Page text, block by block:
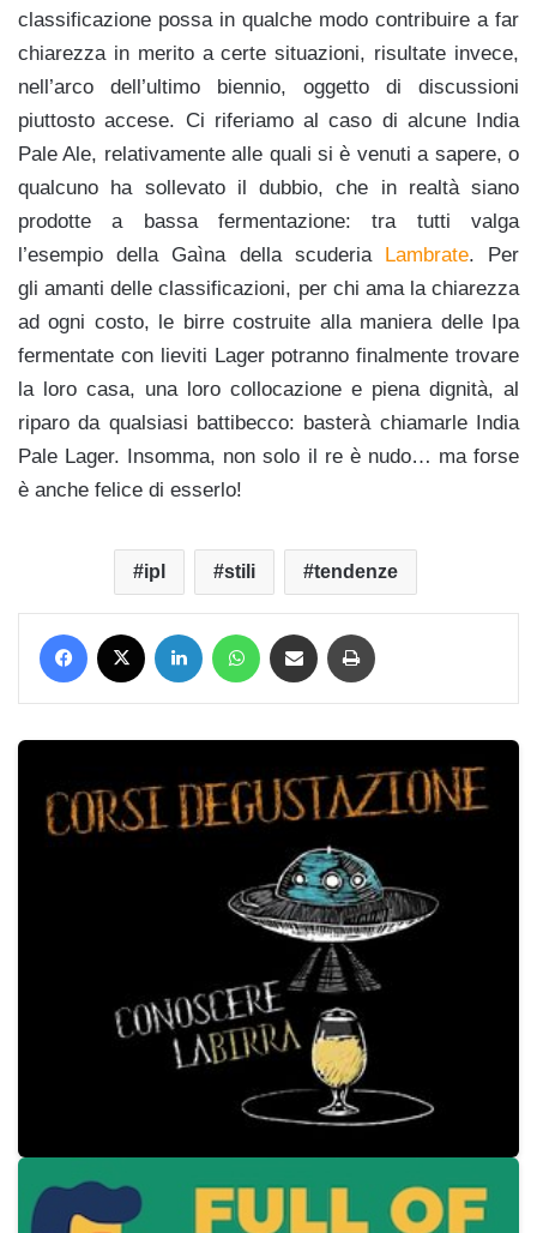
classificazione possa in qualche modo contribuire a far
chiarezza in merito a certe situazioni, risultate invece,
nell’arco dell’ultimo biennio, oggetto di discussioni
piuttosto accese. Ci riferiamo al caso di alcune India
Pale Ale, relativamente alle quali si è venuti a sapere, o
qualcuno ha sollevato il dubbio, che in realtà siano
prodotte a bassa fermentazione: tra tutti valga
l’esempio della Gaìna della scuderia Lambrate. Per
gli amanti delle classificazioni, per chi ama la chiarezza
ad ogni costo, le birre costruite alla maniera delle Ipa
fermentate con lieviti Lager potranno finalmente trovare
la loro casa, una loro collocazione e piena dignità, al
riparo da qualsiasi battibecco: basterà chiamarle India
Pale Lager. Insomma, non solo il re è nudo… ma forse
è anche felice di esserlo!
ipl stili tendenze
Facebook LinkedIn WhatsApp Condividi via mail